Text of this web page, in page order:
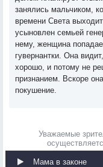
занялись мальчиком,
времени Света
усыновлен семьей
нему, женщина
гувернантки. Она
хорошо, и потому не
признанием. Вскоре
покушение.
Уважаемые
Мама в законе